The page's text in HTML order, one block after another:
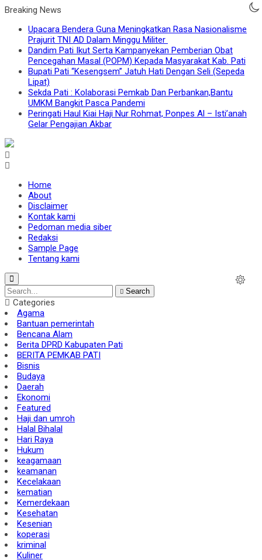
Breaking News
Upacara Bendera Guna Meningkatkan Rasa Nasionalisme
Prajurit TNI AD Dalam Minggu Militer
Dandim Pati Ikut Serta Kampanyekan Pemberian Obat
Pencegahan Masal (POPM) Kepada Masyarakat Kab. Pati
Bupati Pati “Kesengsem” Jatuh Hati Dengan Seli (Sepeda
Lipat)
Sekda Pati : Kolaborasi Pemkab Dan Perbankan,Bantu
UMKM Bangkit Pasca Pandemi
Peringati Haul Kiai Haji Nur Rohmat, Ponpes Al – Isti’anah
Gelar Pengajian Akbar
Home
About
Disclaimer
Kontak kami
Pedoman media siber
Redaksi
Sample Page
Tentang kami
Search
Categories
Agama
Bantuan pemerintah
Bencana Alam
Berita DPRD Kabupaten Pati
BERITA PEMKAB PATI
Bisnis
Budaya
Daerah
Ekonomi
Featured
Haji dan umroh
Halal Bihalal
Hari Raya
Hukum
keagamaan
keamanan
Kecelakaan
kematian
Kemerdekaan
Kesehatan
Kesenian
koperasi
kriminal
Kuliner